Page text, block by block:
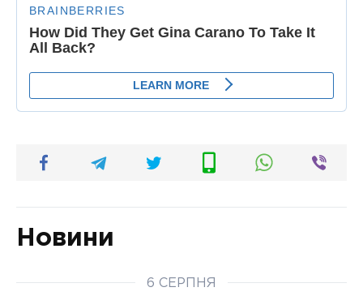
Новини
6 СЕРПНЯ